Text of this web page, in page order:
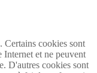
elle est votre premier
en 17 quartiers.
votre agent de
Certains cookies sont
Internet et ne peuvent
D'autres cookies sont